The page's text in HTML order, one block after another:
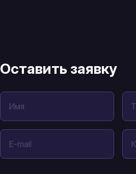
Оставить заявку